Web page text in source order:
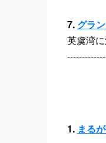
7. グラ
英虞湾
1. まる